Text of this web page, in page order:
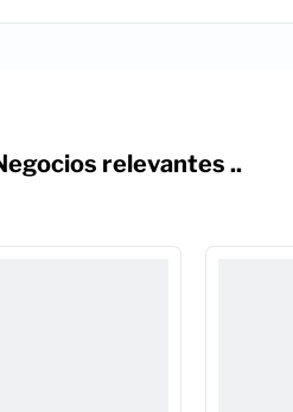
relevantes ..